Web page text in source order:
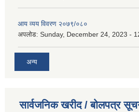
आय व्यय विवरण २०७९/०८०
अपलोड: Sunday, December 24, 2023 -
अन्य
सार्वजनिक खरीद / बोलपत्र